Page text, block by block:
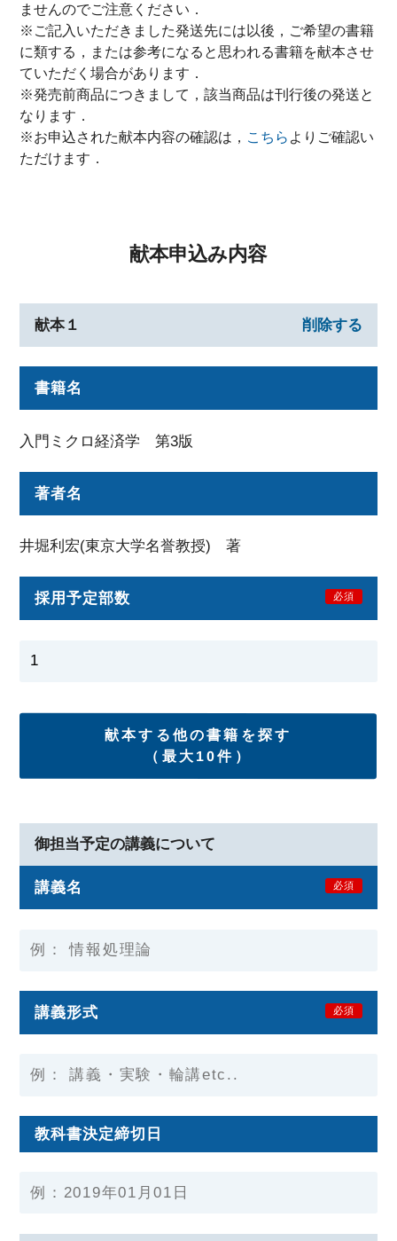
ませんのでご注意ください．
※ご記入いただきました発送先には以後，ご希望の書籍
に類する，または参考になると思われる書籍を献本させ
ていただく場合があります．
※発売前商品につきまして，該当商品は刊行後の発送と
なります．
※お申込された献本内容の確認は， こちら よりご確認い
ただけます．
献本申込み内容
献本１ 削除する
書籍名
入門ミクロ経済学 第3版
著者名
井堀利宏(東京大学名誉教授) 著
採用予定部数 必須
献本する他の書籍を探す
（最大10件）
御担当予定の講義について
講義名 必須
講義形式 必須
教科書決定締切日